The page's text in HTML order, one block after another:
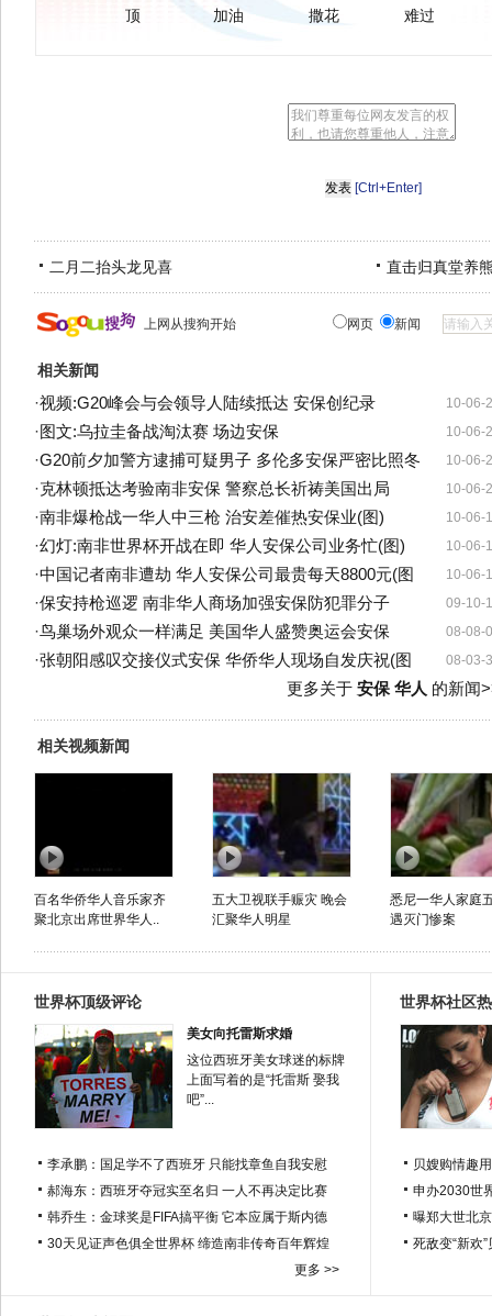
顶 加油 撒花 难过
[Ctrl+Enter]
二月二抬头龙见喜 直击归真堂养
上网从搜狗开始 网页 新闻
相关新闻
10-06-
·视频:G20峰会与会领导人陆续抵达 安保创纪录
10-06-
· 图文:乌拉圭备战淘汰赛 场边安保
10-06-
·G20前夕加警方逮捕可疑男子 多伦多安保严密比照冬
10-06-
·克林顿抵达考验南非安保 警察总长祈祷美国出局
10-06-
·南非爆枪战一华人中三枪 治安差催热安保业(图)
10-06-
·幻灯:南非世界杯开战在即 华人安保公司业务忙(图)
10-06-
·中国记者南非遭劫 华人安保公司最贵每天8800元(图
09-10-
·保安持枪巡逻 南非华人商场加强安保防犯罪分子
08-08-
·鸟巢场外观众一样满足 美国华人盛赞奥运会安保
08-03-
·张朝阳感叹交接仪式安保 华侨华人现场自发庆祝(图
更多关于 安保 华人 的新闻
相关视频新闻
百名华侨华人音乐家齐
聚北京出席世界华人..
五大卫视联手赈灾 晚会
汇聚华人明星
悉尼一华人家庭
遇灭门惨案
世界杯顶级评论
美女向托雷斯求婚
这位西班牙美女球迷的标牌
上面写着的是“托雷斯 娶我
吧”...
李承鹏：国足学不了西班牙 只能找章鱼自我安慰
郝海东：西班牙夺冠实至名归 一人不再决定比赛
韩乔生：金球奖是FIFA搞平衡 它本应属于斯内德
30天见证声色俱全世界杯 缔造南非传奇百年辉煌
更多 >>
世界杯社区
贝嫂购情趣
申办2030世
曝郑大世北
死敌变“新欢